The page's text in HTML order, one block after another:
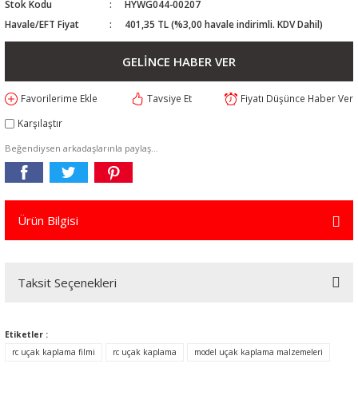
Stok Kodu
HYWG044-00207
Havale/EFT Fiyat
401,35 TL (%3,00 havale indirimli. KDV Dahil)
GELİNCE HABER VER
Tavsiye Et
Fiyatı Düşünce Haber Ver
Karşılaştır
Beğendiysen arkadaşlarınla paylaş...
Ürün Bilgisi
Taksit Seçenekleri
Etiketler :
rc uçak kaplama filmi
rc uçak kaplama model uçak kaplama malzemeleri